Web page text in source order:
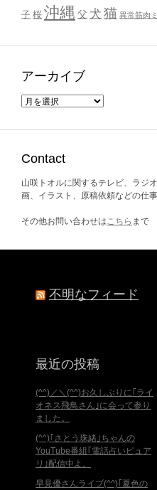
子 桜 沖縄 父 犬 猫 異常筋肉
アーカイブ
ア
ブ
Contact
山咲トオルに関するテレビ、ラジ
画、イラスト、原稿依頼などの仕
その他お問い合わせはこちら まで
不明なフィード
最近の投稿
(^^)／＼(^^)お久しぶりに｢ライ
オネス飛鳥さん｣に会って参り
ました。
(^^)｢さとう珠緒｣ちゃんの
YouTube番組｢電話占いピュア
リ｣配信中よ。
早見優さんライブ(^^)｢夏色の